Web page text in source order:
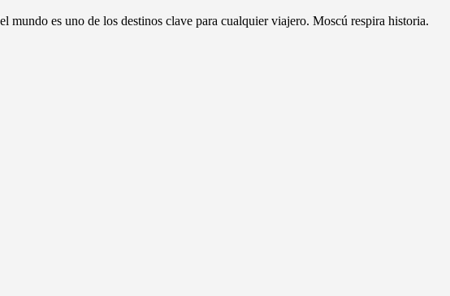
mundo es uno de los destinos clave para cualquier viajero. Moscú respira historia.